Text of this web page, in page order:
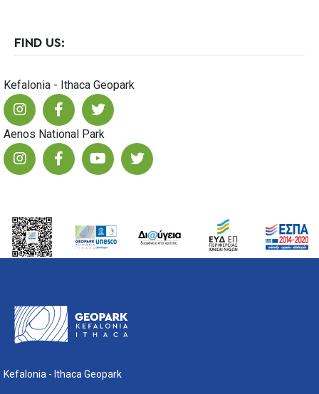
FIND US:
Kefalonia - Ithaca Geopark
Aenos National Park
Kefalonia - Ithaca Geopark